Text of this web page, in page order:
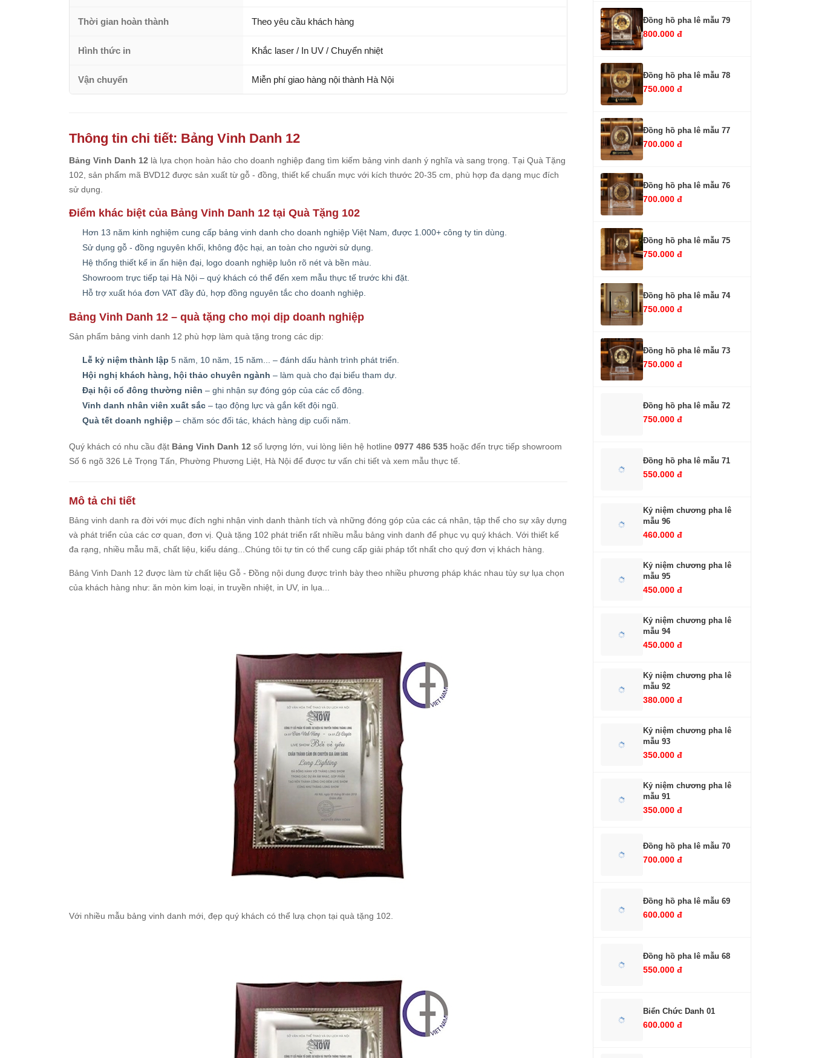
Thời gian hoàn thành Theo yêu cầu khách hàng
Hình thức in Khắc laser / In UV / Chuyển nhiệt
Vận chuyển Miễn phí giao hàng nội thành Hà Nội
Thông tin chi tiết: Bảng Vinh Danh 12
Bảng Vinh Danh 12 là lựa chọn hoàn hảo cho doanh nghiệp đang tìm kiếm bảng vinh danh ý nghĩa và sang trọng. Tại Quà Tặng
102, sản phẩm mã BVD12 được sản xuất từ gỗ - đồng, thiết kế chuẩn mực với kích thước 20-35 cm, phù hợp đa dạng mục đích
sử dụng.
Điểm khác biệt của Bảng Vinh Danh 12 tại Quà Tặng 102
Hơn 13 năm kinh nghiệm cung cấp bảng vinh danh cho doanh nghiệp Việt Nam, được 1.000+ công ty tin dùng.
Sử dụng gỗ - đồng nguyên khối, không độc hại, an toàn cho người sử dụng.
Hệ thống thiết kế in ấn hiện đại, logo doanh nghiệp luôn rõ nét và bền màu.
Showroom trực tiếp tại Hà Nội – quý khách có thể đến xem mẫu thực tế trước khi đặt.
Hỗ trợ xuất hóa đơn VAT đầy đủ, hợp đồng nguyên tắc cho doanh nghiệp.
Bảng Vinh Danh 12 – quà tặng cho mọi dịp doanh nghiệp
Sản phẩm bảng vinh danh 12 phù hợp làm quà tặng trong các dịp:
Lễ kỷ niệm thành lập 5 năm, 10 năm, 15 năm... – đánh dấu hành trình phát triển.
Hội nghị khách hàng, hội thảo chuyên ngành – làm quà cho đại biểu tham dự.
Đại hội cổ đông thường niên – ghi nhận sự đóng góp của các cổ đông.
Vinh danh nhân viên xuất sắc – tạo động lực và gắn kết đội ngũ.
Quà tết doanh nghiệp – chăm sóc đối tác, khách hàng dịp cuối năm.
Quý khách có nhu cầu đặt Bảng Vinh Danh 12 số lượng lớn, vui lòng liên hệ hotline 0977 486 535 hoặc đến trực tiếp showroom
Số 6 ngõ 326 Lê Trọng Tấn, Phường Phương Liệt, Hà Nội để được tư vấn chi tiết và xem mẫu thực tế.
Mô tả chi tiết
Bảng vinh danh ra đời với mục đích nghi nhận vinh danh thành tích và những đóng góp của các cá nhân, tập thể cho sự xây dựng
và phát triển của các cơ quan, đơn vị. Quà tặng 102 phát triển rất nhiều mẫu bảng vinh danh để phục vụ quý khách. Với thiết kế
đa rạng, nhiều mẫu mã, chất liệu, kiểu dáng...Chúng tôi tự tin có thể cung cấp giải pháp tốt nhất cho quý đơn vị khách hàng.
Bảng Vinh Danh 12 được làm từ chất liệu Gỗ - Đồng nội dung được trình bày theo nhiều phương pháp khác nhau tùy sự lụa chọn
của khách hàng như: ăn mòn kim loại, in truyền nhiệt, in UV, in lụa...
Với nhiều mẫu bảng vinh danh mới, đẹp quý khách có thể lưạ chọn tại quà tặng 102.
Đồng hồ pha lê mẫu 79
800.000 đ
Đồng hồ pha lê mẫu 78
750.000 đ
Đồng hồ pha lê mẫu 77
700.000 đ
Đồng hồ pha lê mẫu 76
700.000 đ
Đồng hồ pha lê mẫu 75
750.000 đ
Đồng hồ pha lê mẫu 74
750.000 đ
Đồng hồ pha lê mẫu 73
750.000 đ
Đồng hồ pha lê mẫu 72
750.000 đ
Đồng hồ pha lê mẫu 71
550.000 đ
Kỷ niệm chương pha lê
mẫu 96
460.000 đ
Kỷ niệm chương pha lê
mẫu 95
450.000 đ
Kỷ niệm chương pha lê
mẫu 94
450.000 đ
Kỷ niệm chương pha lê
mẫu 92
380.000 đ
Kỷ niệm chương pha lê
mẫu 93
350.000 đ
Kỷ niệm chương pha lê
mẫu 91
350.000 đ
Đồng hồ pha lê mẫu 70
700.000 đ
Đồng hồ pha lê mẫu 69
600.000 đ
Đồng hồ pha lê mẫu 68
550.000 đ
Biển Chức Danh 01
600.000 đ